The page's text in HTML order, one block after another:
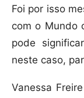
Foi por isso
com o Mundo
pode
neste caso,
Vanessa